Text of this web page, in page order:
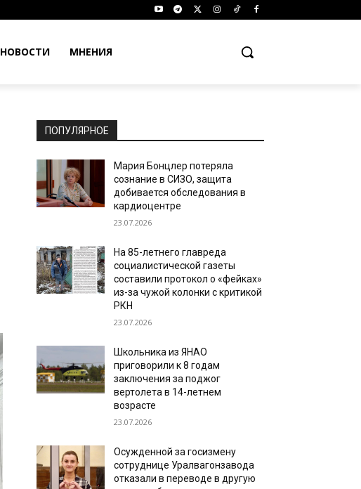
НОВОСТИ МНЕНИЯ
ПОПУЛЯРНОЕ
Мария Бонцлер потеряла
сознание в СИЗО, защита
добивается обследования в
кардиоцентре
23.07.2026
На 85-летнего главреда
социалистической газеты
составили протокол о «фейках»
из-за чужой колонки с критикой
РКН
23.07.2026
Школьника из ЯНАО
приговорили к 8 годам
заключения за поджог
вертолета в 14-летнем
возрасте
23.07.2026
Осужденной за госизмену
сотруднице Уралвагонзавода
отказали в переводе в другую